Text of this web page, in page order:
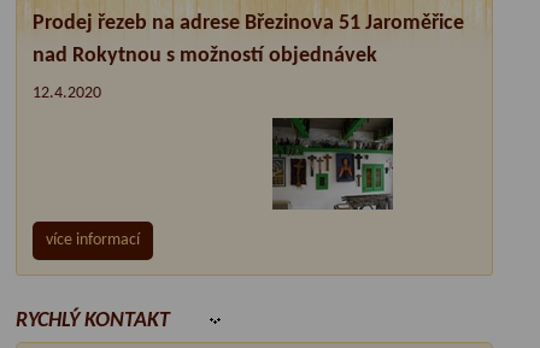
Prodej řezeb na adrese Březinova 51 Jaroměřice
nad Rokytnou s možností objednávek
12.4.2020
více informací
RYCHLÝ KONTAKT